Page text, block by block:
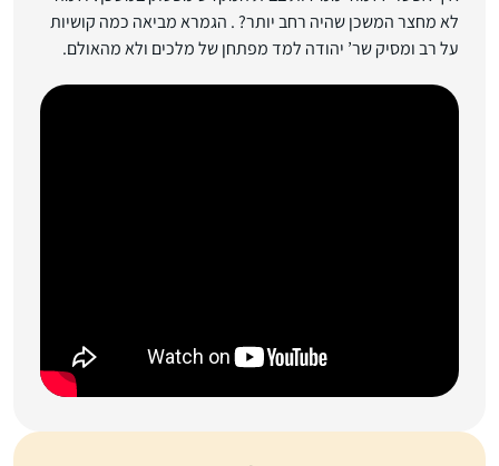
לא מחצר המשכן שהיה רחב יותר? . הגמרא מביאה כמה קושיות
על רב ומסיק שר’ יהודה למד מפתחן של מלכים ולא מהאולם.